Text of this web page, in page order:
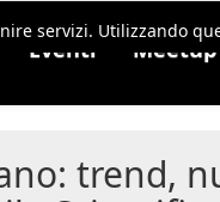
servizi. Utilizzando
Eventi Meetup
trend,